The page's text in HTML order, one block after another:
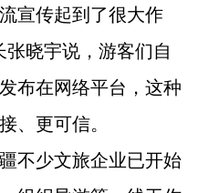
宣传起到了很大作
张晓宇说，游客们自
布在网络平台，这种
、更可信。
不少文旅企业已开始